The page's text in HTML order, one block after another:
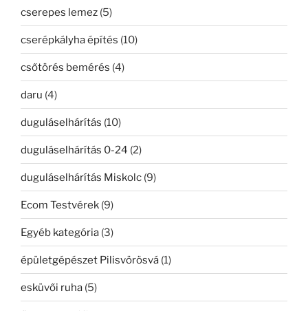
cserepes lemez (5)
cserépkályha építés (10)
csőtörés bemérés (4)
daru (4)
duguláselhárítás (10)
duguláselhárítás 0-24 (2)
duguláselhárítás Miskolc (9)
Ecom Testvérek (9)
Egyéb kategória (3)
épületgépészet Pilisvörösvá (1)
esküvői ruha (5)